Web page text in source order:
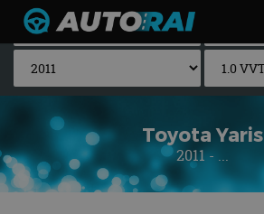
Autonieuws
Podcast
Autotests
Automerken
Adverteren
Toyota Yaris
2011 - ...